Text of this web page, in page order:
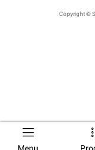
Copyright ©